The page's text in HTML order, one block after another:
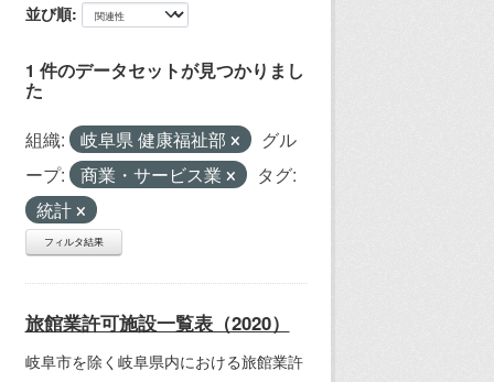
並び順
1 件のデータセットが見つかりまし
た
組織: 岐阜県 健康福祉部
グル
ープ:
商業・サービス業
タグ:
統計
フィルタ結果
旅館業許可施設一覧表（2020）
岐阜市を除く岐阜県内における旅館業許